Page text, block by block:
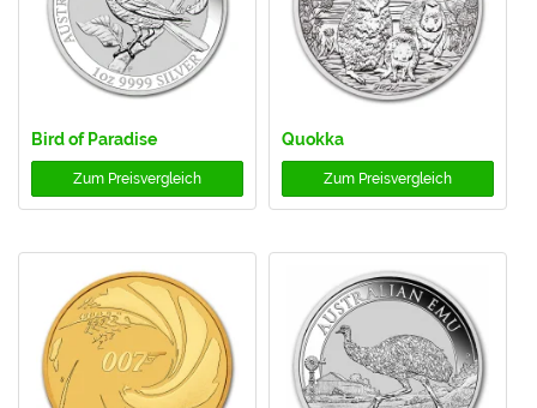
Bird of Paradise
Zum Preisvergleich
Quokka
Zum Preisvergleich